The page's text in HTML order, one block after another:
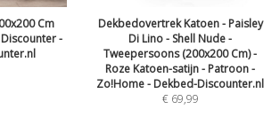
Cm
-
Dekbedovertrek Katoen - Paisley
Di Lino - Shell Nude -
Tweepersoons (200x200 Cm) -
Roze Katoen-satijn - Patroon -
Zo!Home - Dekbed-Discounter.nl
€ 69,99